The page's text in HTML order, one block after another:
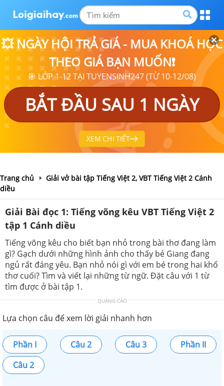
💥 NGÀY HỘI TRẢ GIÁ - MUA KHOÁ HỌC
THEO GIÁ BẠN MUỐN❗
🎯 LỚP 1-12 TẠI TUYENSINH247 (TỪ 10-12/08)
BẮT ĐẦU SAU 1 NGÀY
XEM CHI TIẾT
Trang chủ
Giải vở bài tập Tiếng Việt 2, VBT Tiếng Việt 2 Cánh
diều
Giải Bài đọc 1: Tiếng võng kêu VBT Tiếng Việt 2
tập 1 Cánh diều
Tiếng võng kêu cho biết bạn nhỏ trong bài thơ đang làm
gì? Gạch dưới những hình ảnh cho thấy bé Giang đang
ngủ rất đáng yêu. Bạn nhỏ nói gì với em bé trong hai khổ
thơ cuối? Tìm và viết lại những từ ngữ. Đặt câu với 1 từ
tìm được ở bài tập 1.
QUẢNG CÁO
Lựa chọn câu để xem lời giải nhanh hơn
Phần I Câu 2 Câu 3
Phần II
Câu 2